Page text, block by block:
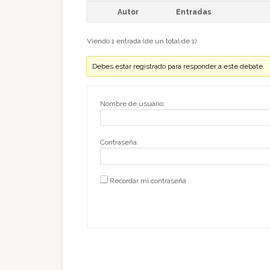
Autor Entradas
Viendo 1 entrada (de un total de 1)
Debes estar registrado para responder a este debate.
Nombre de usuario:
Contraseña:
Recordar mi contraseña